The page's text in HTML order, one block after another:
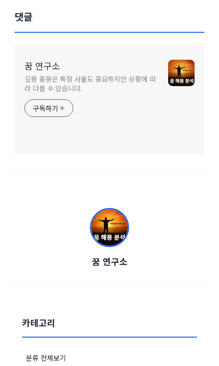
댓글
꿈 연구소
길몽 흉몽은 특정 사물도 중요하지만 상황에 따
라 다를 수 있습니다.
구독하기
꿈 연구소
카테고리
분류 전체보기